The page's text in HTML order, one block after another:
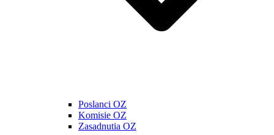
Poslanci OZ
Komisie OZ
Zasadnutia OZ